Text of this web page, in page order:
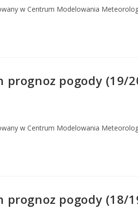
w Centrum Modelowania
pogody (19/
w Centrum Modelowania
pogody (18/